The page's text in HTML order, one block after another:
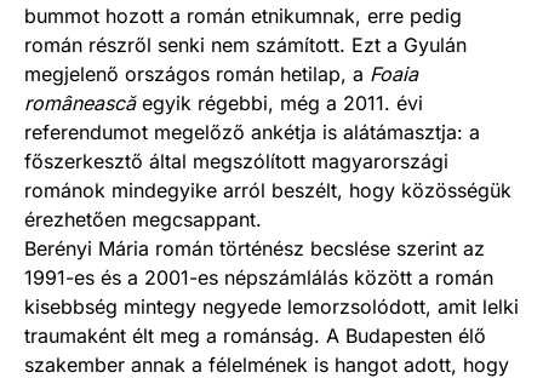
bummot hozott a román etnikumnak, erre pedig
román részről senki nem számított. Ezt a Gyulán
megjelenő országos román hetilap, a Foaia
româneascăegyik régebbi, még a 2011. évi
referendumot megelőző ankétja is alátámasztja: a
főszerkesztő által megszólított magyarországi
románok mindegyike arról beszélt, hogy közösségük
érezhetően megcsappant.
Berényi Mária román történész becslése szerint az
1991-es és a 2001-es népszámlálás között a román
kisebbség mintegy negyede lemorzsolódott, amit lelki
traumaként élt meg a románság. A Budapesten élő
szakember annak a félelmének is hangot adott, hogy